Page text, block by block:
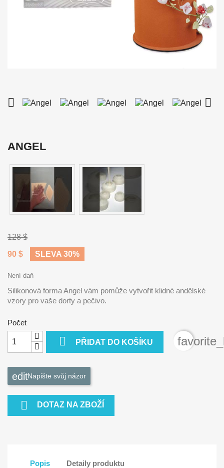
 
ANGEL
128 $
90 $
SLEVA 30%
Není daň
Silikonová forma Angel vám pomůže vytvořit klidné andělské
vzory pro vaše dorty a pečivo.
Počet
 PŘIDAT DO KOŠÍKU
Napište svůj názor
 DOTAZ NA ZBOŽÍ
Popis Detaily produktu